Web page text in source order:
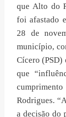
que Alto do
foi afastado
28 de
município,
Cícero (PSD)
que
Rodrigues.
a decisão do